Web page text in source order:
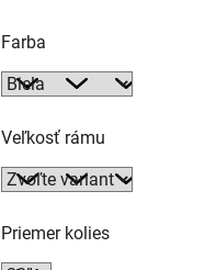
Farba
Veľkosť rámu
Priemer kolies